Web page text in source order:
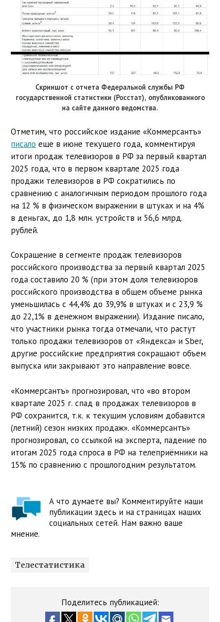
Скриншот с отчета Федеральной службы РФ
государственной статистики (Росстат), опубликованного
на сайте данного ведомства.
Отметим, что российское издание «Коммерсантъ»
писало еще в июне текущего года, комментируя
итоги продаж телевизоров в РФ за первый квартал
2025 года, что в первом квартале 2025 года
продажи телевизоров в РФ сократились по
сравнению с аналогичным периодом прошлого года
на 12 % в физическом выражении в штуках и на 4%
в деньгах, до 1,8 млн. устройств и 56,6 млрд.
рублей.
Сокращение в сегменте продаж телевизоров
российского производства за первый квартал 2025
года составило 20 % (при этом доля телевизоров
российского производства в общем объеме рынка
уменьшилась с 44,4% до 39,9% в штуках и с 23,9 %
до 22,1% в денежном выражении). Издание писало,
что участники рынка тогда отмечали, что растут
только продажи телевизоров от «Яндекса» и Sber,
другие российские предприятия сокращают объем
выпуска или закрывают это направление вовсе.
«Коммерсантъ» прогнозировал, что «во втором
квартале 2025 г. спад в продажах телевизоров в
РФ сохранится, т.к. к текущим условиям добавится
(летний) сезон низких продаж». «Коммерсантъ»
прогнозировал, со ссылкой на эксперта, падение по
итогам 2025 года спроса в РФ на телеприёмники на
15% по сравнению с прошлогодним результатом.
А что думаете вы? Комментируйте наши
публикации здесь и на страницах наших
социальных сетей. Нам важно ваше
мнение.
Телестатистика
Поделитесь публикацией: